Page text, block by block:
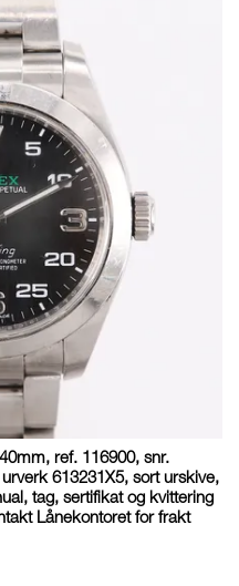
ref. 116900, snr.
613231X5, sort urskive,
tag, sertifikat og kvittering
Lånekontoret for frakt